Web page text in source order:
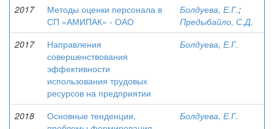
2017
Методы оценки персонала в
СП «АМИПАК» - ОАО
Болдуева, Е.Г.;
Предыбайло, С.Д.
2017
Направления
совершенствования
эффективности
использования трудовых
ресурсов на предприятии
Болдуева, Е.Г.
2018
Основные тенденции,
Болдуева, Е.Г.